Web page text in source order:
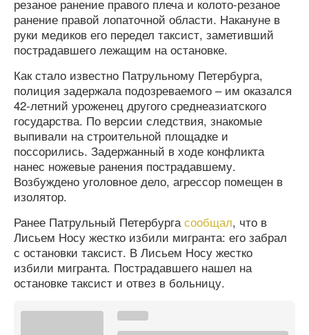
резаное ранение правого плеча и колото-резаное
ранение правой лопаточной области. Накануне в
руки медиков его передел таксист, заметивший
пострадавшего лежащим на остановке.
Как стало известно Патрульному Петербурга,
полиция задержала подозреваемого – им оказался
42-летний уроженец другого среднеазиатского
государства. По версии следствия, знакомые
выпивали на строительной площадке и
поссорились. Задержанный в ходе конфликта
нанес ножевые ранения пострадавшему.
Возбуждено уголовное дело, агрессор помещен в
изолятор.
Ранее Патрульный Петербургасообщал, что в
Лисьем Носу жестко избили мигранта: его забрал
с остановки таксист. В Лисьем Носу жестко
избили мигранта. Пострадавшего нашел на
остановке таксист и отвез в больницу.